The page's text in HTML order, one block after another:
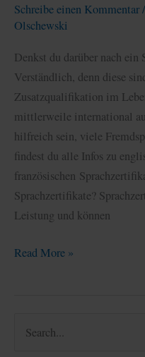
Schreibe einen Kommentar/
Olschewski
Denkst du darüber nach ein
Verständlich, denn diese
Zusatzqualifikation im
mittlerweile international
hilfreich sein, viele
findest du alle Infos zu
französischen
Sprachzertifikate?
Leistung und können
Sprachzertifikate
Read More »